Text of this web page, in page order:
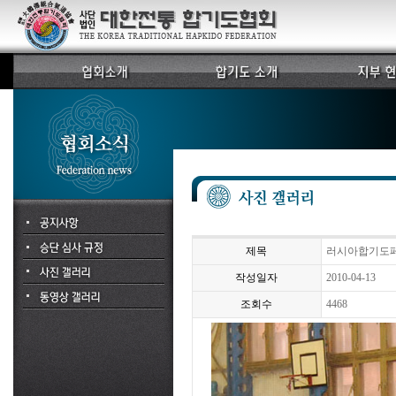
제목 러시아합기도
작성일자 2010-04-13
조회수 4468